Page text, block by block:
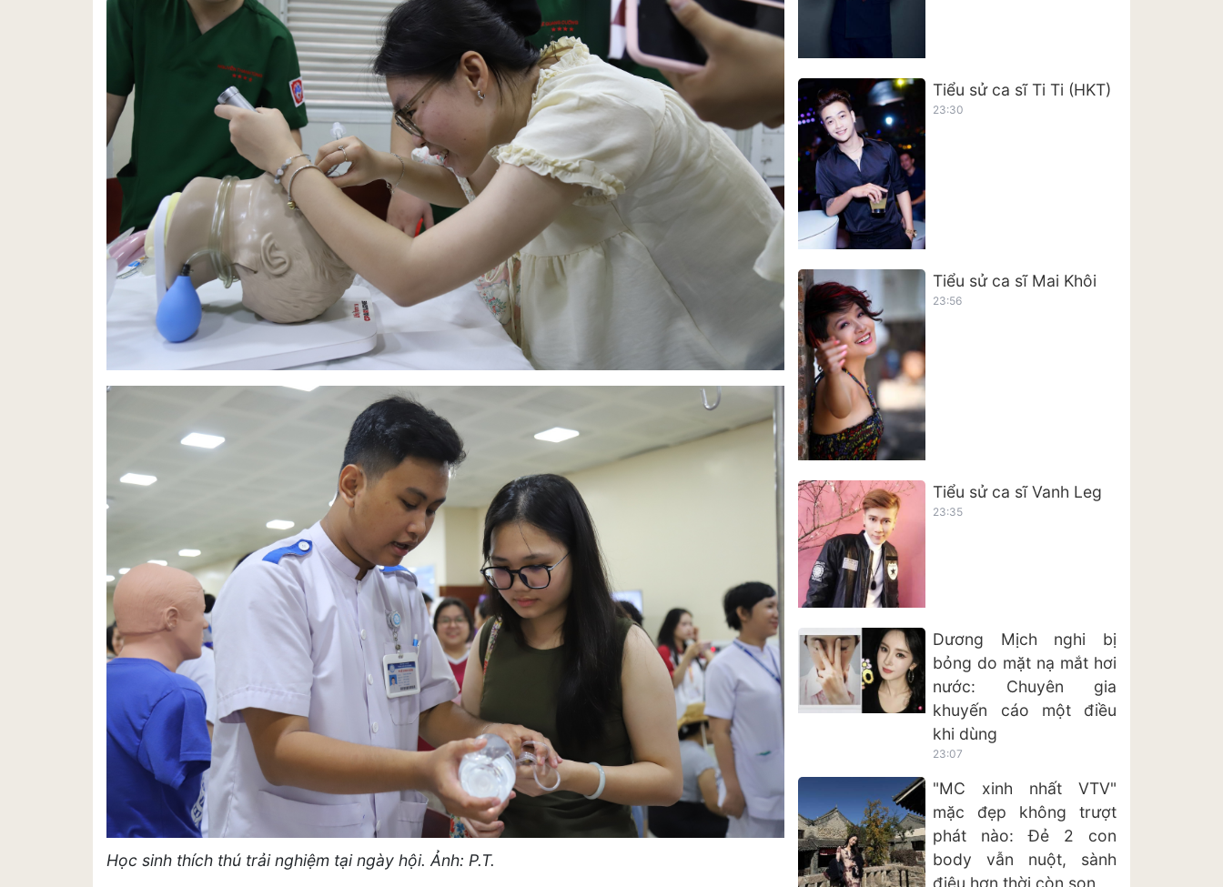
Học sinh thích thú trải nghiệm tại ngày hội. Ảnh: P.T.
Tiểu sử ca sĩ Ti Ti (HKT)
23:30
Tiểu sử ca sĩ Mai Khôi
23:56
Tiểu sử ca sĩ Vanh Leg
23:35
Dương Mịch nghi bị
bỏng do mặt nạ mắt hơi
nước: Chuyên gia
khuyến cáo một điều
khi dùng
23:07
"MC xinh nhất VTV"
mặc đẹp không trượt
phát nào: Đẻ 2 con
body vẫn nuột, sành